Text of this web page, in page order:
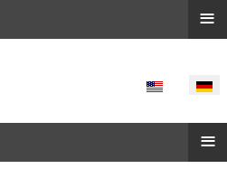
SPRACHE
≡
≡